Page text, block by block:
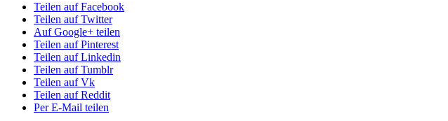
Teilen auf Facebook
Teilen auf Twitter
Auf Google+ teilen
Teilen auf Pinterest
Teilen auf Linkedin
Teilen auf Tumblr
Teilen auf Vk
Teilen auf Reddit
Per E-Mail teilen